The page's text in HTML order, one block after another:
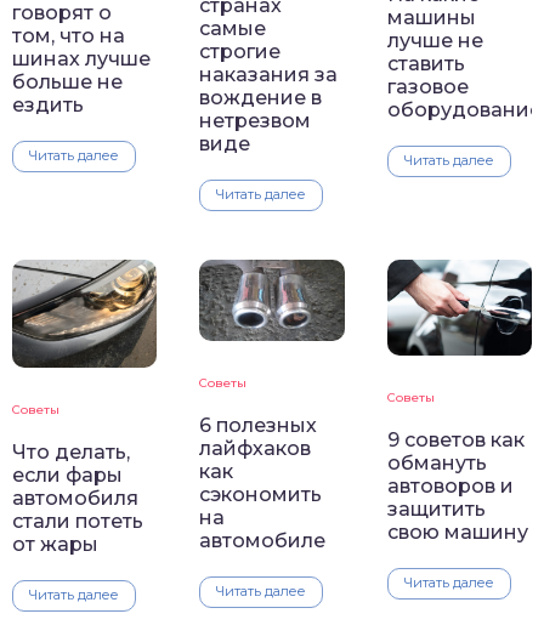
говорят о
том, что на
шинах лучше
больше не
ездить
Читать далее
странах
самые
строгие
наказания за
вождение в
нетрезвом
виде
Читать далее
машины
лучше не
ставить
газовое
оборудование
Читать далее
Советы
Что делать,
если фары
автомобиля
стали потеть
от жары
Читать далее
Советы
6 полезных
лайфхаков
как
сэкономить
на
автомобиле
Читать далее
Советы
9 советов как
обмануть
автоворов и
защитить
свою машину
Читать далее